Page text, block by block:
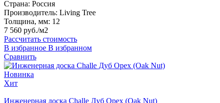
Страна: Россия
Производитель: Living Tree
Толщина, мм: 12
7 560 руб./м2
Рассчитать стоимость
В избранное В избранном
Сравнить
Новинка
Хит
Инженерная доска Challe Дуб Орех (Oak Nut)